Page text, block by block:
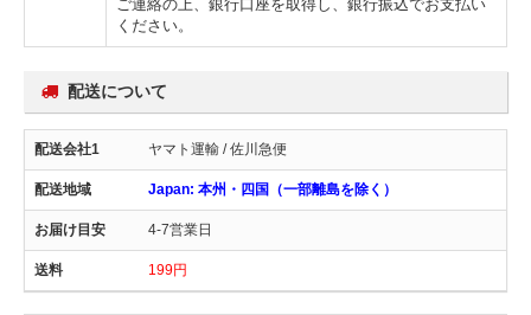
ご連絡の上、銀行口座を取得し、銀行振込でお支払い
ください。
配送について
ヤマト運輸 / 佐川急便
Japan: 本州・四国（一部離島を除く）
4-7営業日
199円